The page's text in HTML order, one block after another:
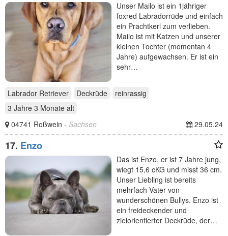
Unser Mailo ist ein 1jähriger
foxred Labradorrüde und einfach
ein Prachtkerl zum verlieben.
Mailo ist mit Katzen und unserer
kleinen Tochter (momentan 4
Jahre) aufgewachsen. Er ist ein
sehr…
Labrador Retriever Deckrüde
reinrassig
3 Jahre 3 Monate alt
04741 Roßwein - Sachsen 29.05.24
17. Enzo
Das ist Enzo, er ist 7 Jahre jung,
wiegt 15,6 cKG und misst 36 cm.
Unser Liebling ist bereits
mehrfach Vater von
wunderschönen Bullys. Enzo ist
ein freideckender und
zielorientierter Deckrüde, der…